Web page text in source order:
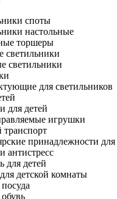
споты
настольные
торшеры
светильники
светильники
для светильников
для детей
игрушки
транспорт
принадлежности
антистресс
для детей
детской комнаты